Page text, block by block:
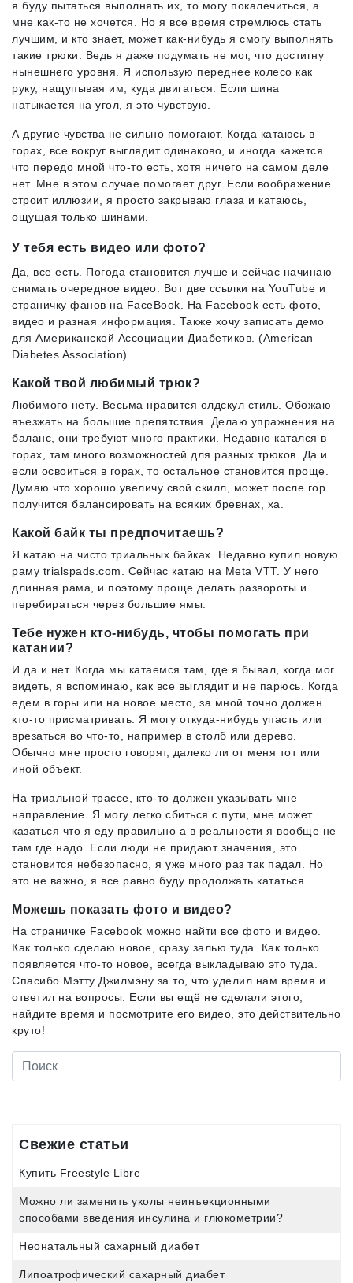
я буду пытаться выполнять их, то могу покалечиться, а
мне как-то не хочется. Но я все время стремлюсь стать
лучшим, и кто знает, может как-нибудь я смогу выполнять
такие трюки. Ведь я даже подумать не мог, что достигну
нынешнего уровня. Я использую переднее колесо как
руку, нащупывая им, куда двигаться. Если шина
натыкается на угол, я это чувствую.
А другие чувства не сильно помогают. Когда катаюсь в
горах, все вокруг выглядит одинаково, и иногда кажется
что передо мной что-то есть, хотя ничего на самом деле
нет. Мне в этом случае помогает друг. Если воображение
строит иллюзии, я просто закрываю глаза и катаюсь,
ощущая только шинами.
У тебя есть видео или фото?
Да, все есть. Погода становится лучше и сейчас начинаю
снимать очередное видео. Вот две ссылки на YouTube и
страничку фанов на FaceBook. На Facebook есть фото,
видео и разная информация. Также хочу записать демо
для Американской Ассоциации Диабетиков. (American
Diabetes Association).
Какой твой любимый трюк?
Любимого нету. Весьма нравится олдскул стиль. Обожаю
въезжать на большие препятствия. Делаю упражнения на
баланс, они требуют много практики. Недавно катался в
горах, там много возможностей для разных трюков. Да и
если освоиться в горах, то остальное становится проще.
Думаю что хорошо увеличу свой скилл, может после гор
получится балансировать на всяких бревнах, ха.
Какой байк ты предпочитаешь?
Я катаю на чисто триальных байках. Недавно купил новую
раму trialspads.com. Сейчас катаю на Meta VTT. У него
длинная рама, и поэтому проще делать развороты и
перебираться через большие ямы.
Тебе нужен кто-нибудь, чтобы помогать при
катании?
И да и нет. Когда мы катаемся там, где я бывал, когда мог
видеть, я вспоминаю, как все выглядит и не парюсь. Когда
едем в горы или на новое место, за мной точно должен
кто-то присматривать. Я могу откуда-нибудь упасть или
врезаться во что-то, например в столб или дерево.
Обычно мне просто говорят, далеко ли от меня тот или
иной объект.
На триальной трассе, кто-то должен указывать мне
направление. Я могу легко сбиться с пути, мне может
казаться что я еду правильно а в реальности я вообще не
там где надо. Если люди не придают значения, это
становится небезопасно, я уже много раз так падал. Но
это не важно, я все равно буду продолжать кататься.
Можешь показать фото и видео?
На страничке Facebook можно найти все фото и видео.
Как только сделаю новое, сразу залью туда. Как только
появляется что-то новое, всегда выкладываю это туда.
Спасибо Мэтту Джилмэну за то, что уделил нам время и
ответил на вопросы. Если вы ещё не сделали этого,
найдите время и посмотрите его видео, это действительно
круто!
Свежие статьи
Купить Freestyle Libre
Можно ли заменить уколы неинъекционными
способами введения инсулина и глюкометрии?
Неонатальный сахарный диабет
Липоатрофический сахарный диабет